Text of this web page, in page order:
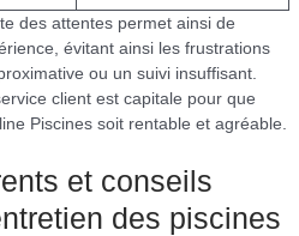
des attentes permet ainsi de
évitant ainsi les frustrations
ou un suivi insuffisant.
client est capitale pour que
Piscines soit rentable et agréable.
et conseils
des piscines